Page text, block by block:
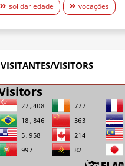
solidariedade
vocações
VISITANTES/VISITORS